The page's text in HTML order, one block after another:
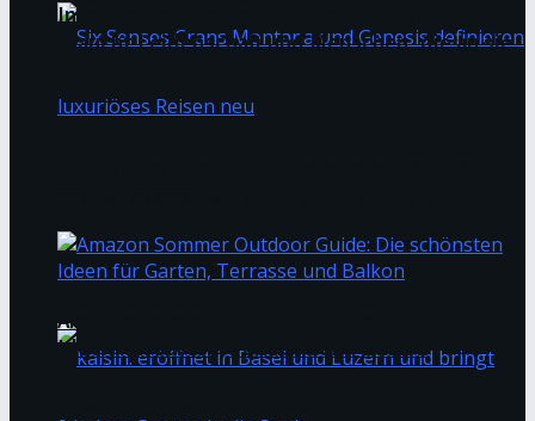
definieren luxuriöses Reisen neu
Interview mit Andrea von Goetz: „Kunst
braucht Leidenschaft und Menschen, die an sie
Amazon Sommer Outdoor Guide: Die schönsten
Ideen für Garten, Terrasse und Balkon